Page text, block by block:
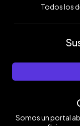
Todos los
Somos un portal